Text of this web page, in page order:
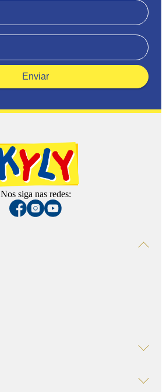
Enviar
Nos siga nas redes: